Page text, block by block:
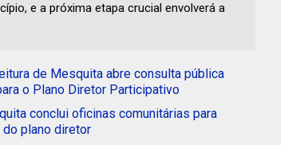
e a próxima etapa crucial envolverá a
de Mesquita abre consulta pública
o Plano Diretor Participativo
conclui oficinas comunitárias para
plano diretor